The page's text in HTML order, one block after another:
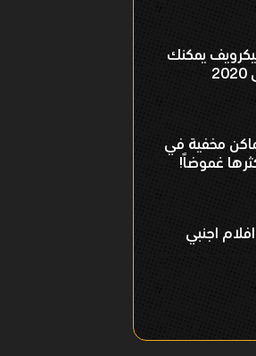
5 ميكرويف يمكنك
7 أماكن مخفية في
غموضاً!
افضل 10 افلام اجنبي